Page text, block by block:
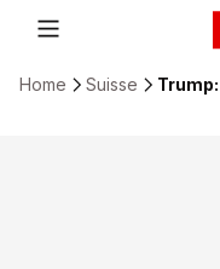
Home Suisse